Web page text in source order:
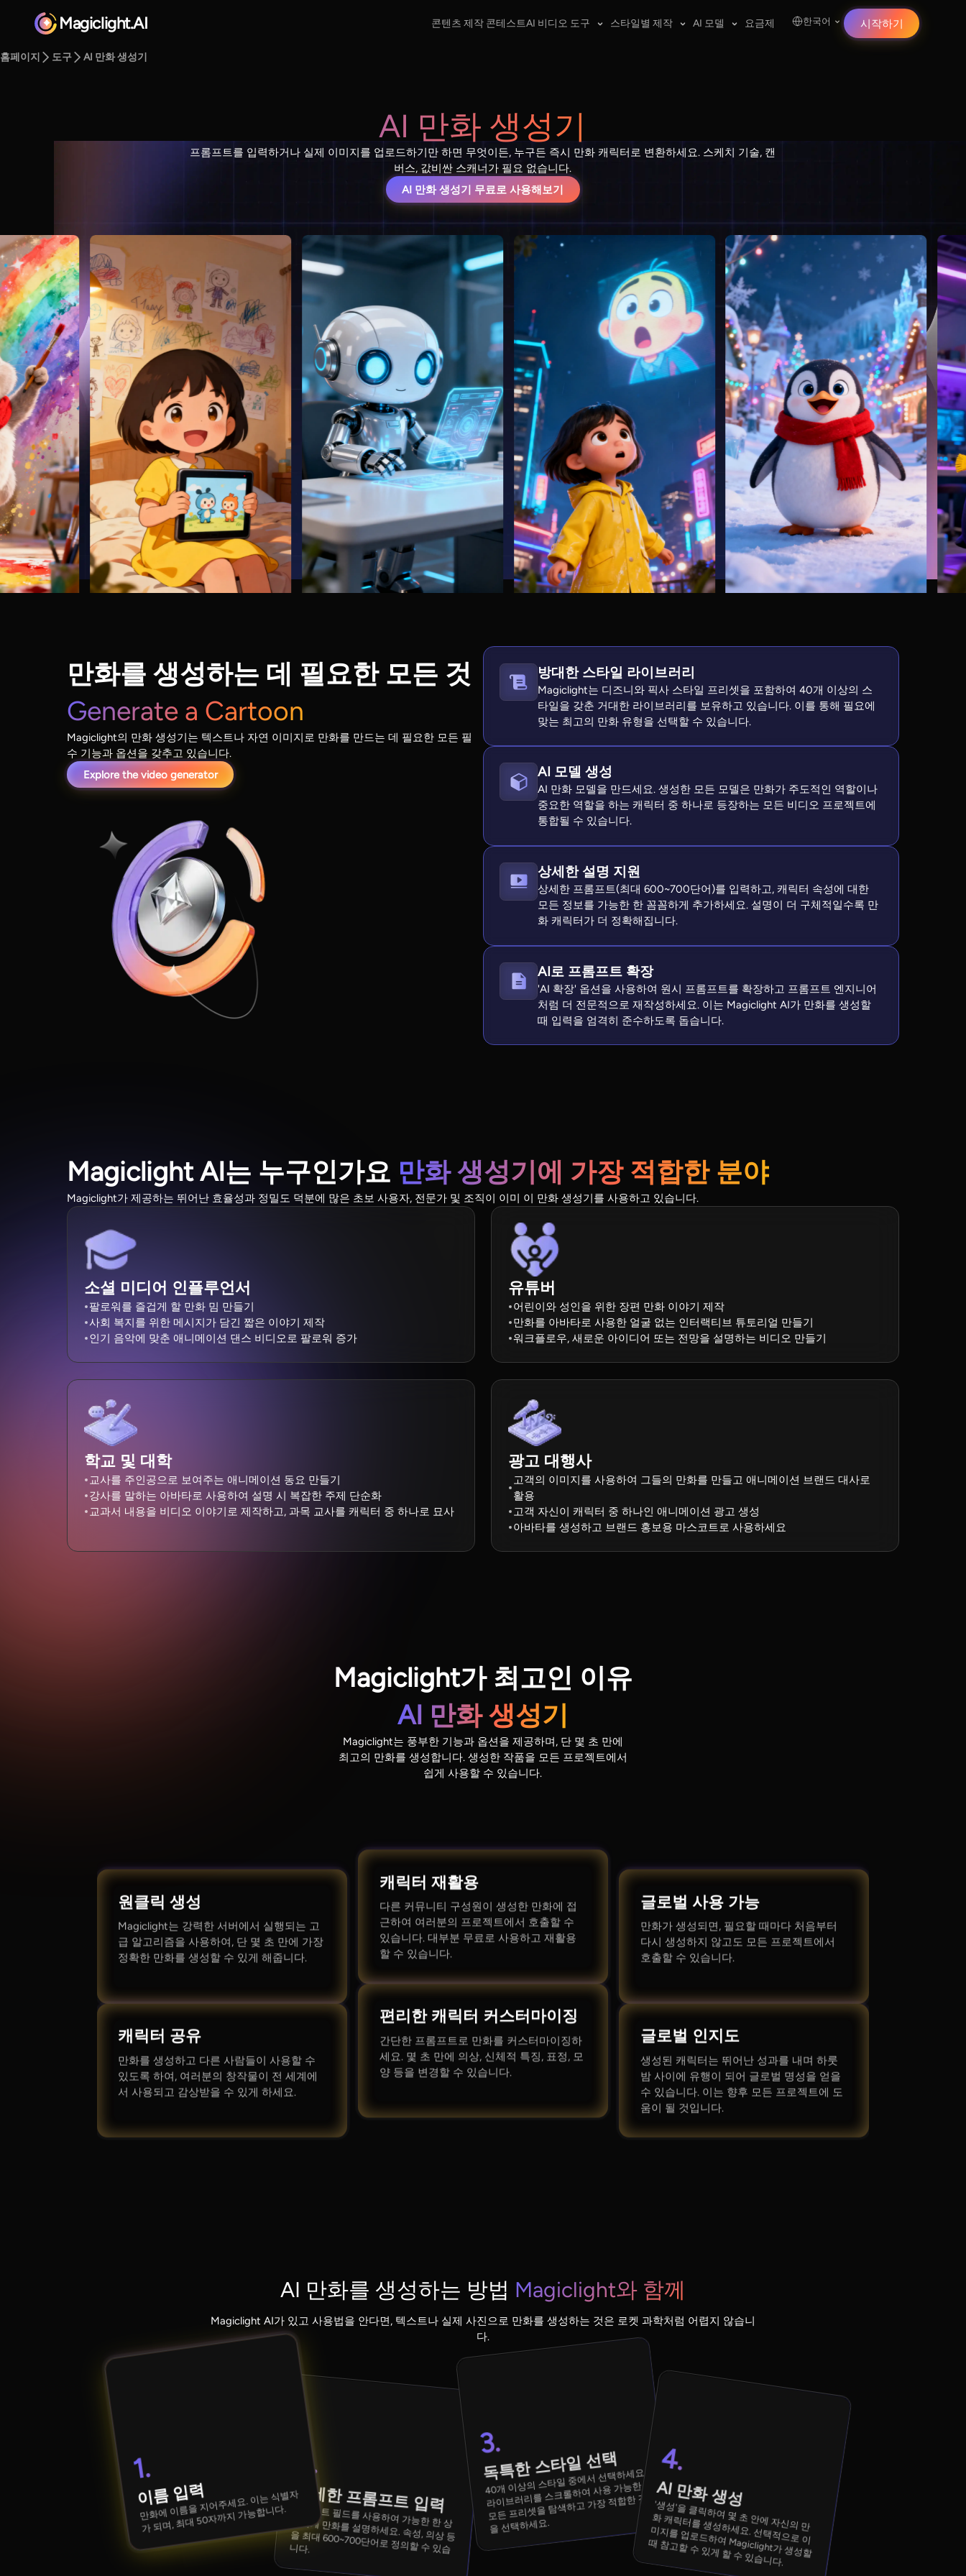
Magiclight.AI 콘텐츠 제작 콘테스트AI 비디오 도구 스타일별 제작 AI 모델 요금제 한국어 시작하기
홈페이지 도구 AI 만화 생성기
AI 만화 생성기
프롬프트를 입력하거나 실제 이미지를 업로드하기만 하면 무엇이든, 누구든 즉시 만화 캐릭터로 변환하세요. 스케치 기술, 캔
버스, 값비싼 스캐너가 필요 없습니다.
AI 만화 생성기 무료로 사용해보기
만화를 생성하는 데 필요한 모든 것
Generate a Cartoon
Magiclight의 만화 생성기는 텍스트나 자연 이미지로 만화를 만드는 데 필요한 모든 필
수 기능과 옵션을 갖추고 있습니다.
Explore the video generator
방대한 스타일 라이브러리
Magiclight는 디즈니와 픽사 스타일 프리셋을 포함하여 40개 이상의 스
타일을 갖춘 거대한 라이브러리를 보유하고 있습니다. 이를 통해 필요에
맞는 최고의 만화 유형을 선택할 수 있습니다.
AI 모델 생성
AI 만화 모델을 만드세요. 생성한 모든 모델은 만화가 주도적인 역할이나
중요한 역할을 하는 캐릭터 중 하나로 등장하는 모든 비디오 프로젝트에
통합될 수 있습니다.
상세한 설명 지원
상세한 프롬프트(최대 600~700단어)를 입력하고, 캐릭터 속성에 대한
모든 정보를 가능한 한 꼼꼼하게 추가하세요. 설명이 더 구체적일수록 만
화 캐릭터가 더 정확해집니다.
AI로 프롬프트 확장
'AI 확장' 옵션을 사용하여 원시 프롬프트를 확장하고 프롬프트 엔지니어
처럼 더 전문적으로 재작성하세요. 이는 Magiclight AI가 만화를 생성할
때 입력을 엄격히 준수하도록 돕습니다.
Magiclight AI는 누구인가요 만화 생성기에 가장 적합한 분야
Magiclight가 제공하는 뛰어난 효율성과 정밀도 덕분에 많은 초보 사용자, 전문가 및 조직이 이미 이 만화 생성기를 사용하고 있습니다.
소셜 미디어 인플루언서
팔로워를 즐겁게 할 만화 밈 만들기
사회 복지를 위한 메시지가 담긴 짧은 이야기 제작
인기 음악에 맞춘 애니메이션 댄스 비디오로 팔로워 증가
유튜버
어린이와 성인을 위한 장편 만화 이야기 제작
만화를 아바타로 사용한 얼굴 없는 인터랙티브 튜토리얼 만들기
워크플로우, 새로운 아이디어 또는 전망을 설명하는 비디오 만들기
학교 및 대학
교사를 주인공으로 보여주는 애니메이션 동요 만들기
강사를 말하는 아바타로 사용하여 설명 시 복잡한 주제 단순화
교과서 내용을 비디오 이야기로 제작하고, 과목 교사를 캐릭터 중 하나로 묘사
광고 대행사
고객의 이미지를 사용하여 그들의 만화를 만들고 애니메이션 브랜드 대사로
활용
고객 자신이 캐릭터 중 하나인 애니메이션 광고 생성
아바타를 생성하고 브랜드 홍보용 마스코트로 사용하세요
Magiclight가 최고인 이유
AI 만화 생성기
Magiclight는 풍부한 기능과 옵션을 제공하며, 단 몇 초 만에
최고의 만화를 생성합니다. 생성한 작품을 모든 프로젝트에서
쉽게 사용할 수 있습니다.
원클릭 생성
Magiclight는 강력한 서버에서 실행되는 고
급 알고리즘을 사용하여, 단 몇 초 만에 가장
정확한 만화를 생성할 수 있게 해줍니다.
캐릭터 공유
만화를 생성하고 다른 사람들이 사용할 수
있도록 하여, 여러분의 창작물이 전 세계에
서 사용되고 감상받을 수 있게 하세요.
캐릭터 재활용
다른 커뮤니티 구성원이 생성한 만화에 접
근하여 여러분의 프로젝트에서 호출할 수
있습니다. 대부분 무료로 사용하고 재활용
할 수 있습니다.
편리한 캐릭터 커스터마이징
간단한 프롬프트로 만화를 커스터마이징하
세요. 몇 초 만에 의상, 신체적 특징, 표정, 모
양 등을 변경할 수 있습니다.
글로벌 사용 가능
만화가 생성되면, 필요할 때마다 처음부터
다시 생성하지 않고도 모든 프로젝트에서
호출할 수 있습니다.
글로벌 인지도
생성된 캐릭터는 뛰어난 성과를 내며 하룻
밤 사이에 유행이 되어 글로벌 명성을 얻을
수 있습니다. 이는 향후 모든 프로젝트에 도
움이 될 것입니다.
AI 만화를 생성하는 방법 Magiclight와 함께
Magiclight AI가 있고 사용법을 안다면, 텍스트나 실제 사진으로 만화를 생성하는 것은 로켓 과학처럼 어렵지 않습니
다.
1.
이름 입력
만화에 이름을 지어주세요. 이는 식별자
가 되며, 최대 50자까지 가능합니다.
2.
상세한 프롬프트 입력
프롬프트 필드를 사용하여 가능한 한 상세하게 만화를 설명하세요. 속성, 의상 등
을 최대 600~700단어로 정의할 수 있습니다.
3.
독특한 스타일 선택
40개 이상의 스타일 중에서 선택하세요.
라이브러리를 스크롤하여 사용 가능한
모든 프리셋을 탐색하고 가장 적합한 것
을 선택하세요.
4.
AI 만화 생성
'생성'을 클릭하여 몇 초 안에 자신의 만
화 캐릭터를 생성하세요. 선택적으로 이
미지를 업로드하여 Magiclight가 생성할
때 참고할 수 있게 할 수 있습니다.